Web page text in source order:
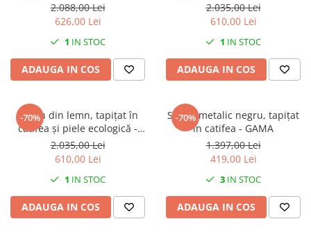
2.088,00 Lei
626,00 Lei
1 IN STOC
ADAUGA IN COS
2.035,00 Lei
610,00 Lei
1 IN STOC
ADAUGA IN COS
-70%
Scaun din lemn, tapițat în
catifea și piele ecologică -
VICTORIA
2.035,00 Lei
610,00 Lei
1 IN STOC
ADAUGA IN COS
-70%
Scaun metalic negru, tapițat
în catifea - GAMA
1.397,00 Lei
419,00 Lei
3 IN STOC
ADAUGA IN COS